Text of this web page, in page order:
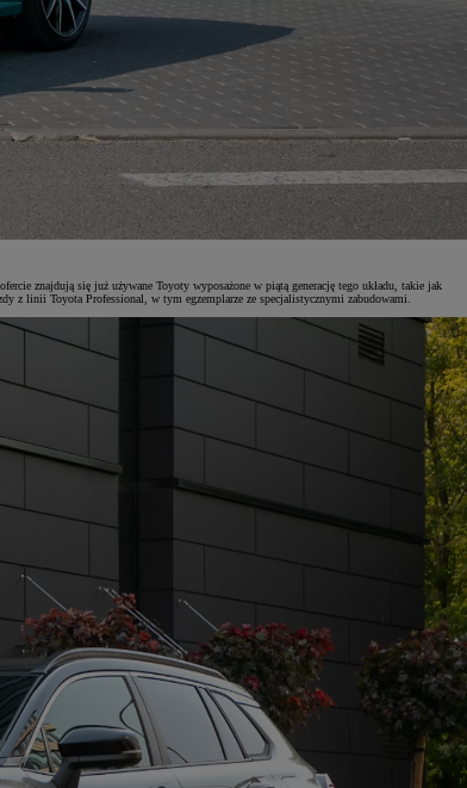
znajdują się już używane Toyoty wyposażone w piątą generację tego układu, takie jak
z linii Toyota Professional, w tym egzemplarze ze specjalistycznymi zabudowami.